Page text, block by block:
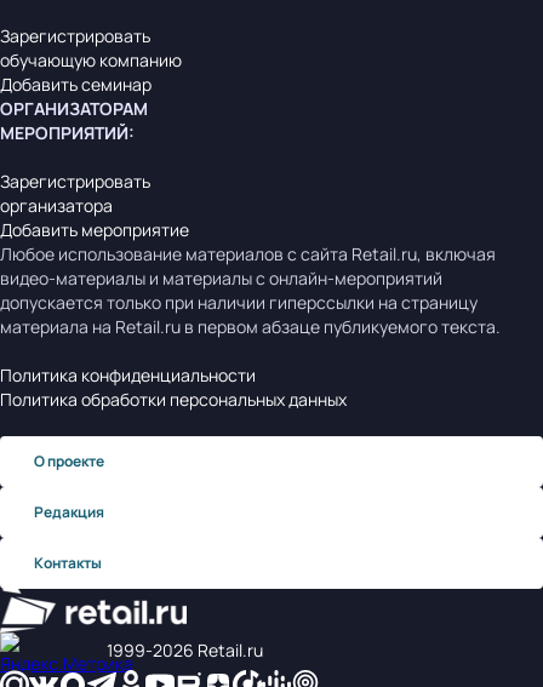
Зарегистрировать
обучающую компанию
Добавить семинар
ОРГАНИЗАТОРАМ
МЕРОПРИЯТИЙ:
Зарегистрировать
организатора
Добавить мероприятие
Любое использование материалов с сайта Retail.ru, включая
видео-материалы и материалы с онлайн-мероприятий
допускается только при наличии гиперссылки на страницу
материала на Retail.ru в первом абзаце публикуемого текста.
Политика конфиденциальности
Политика обработки персональных данных
О проекте
Редакция
Контакты
1999‑2026 Retail.ru